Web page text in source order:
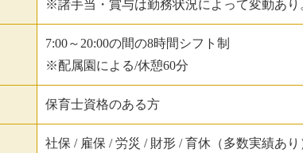
※諸手当・賞与は勤務状況によって変動あり
7:00～20:00の間の8時間シフト制
※配属園による/休憩60分
保育士資格のある方
社保 / 雇保 / 労災 / 財形 / 育休（多数実績あ